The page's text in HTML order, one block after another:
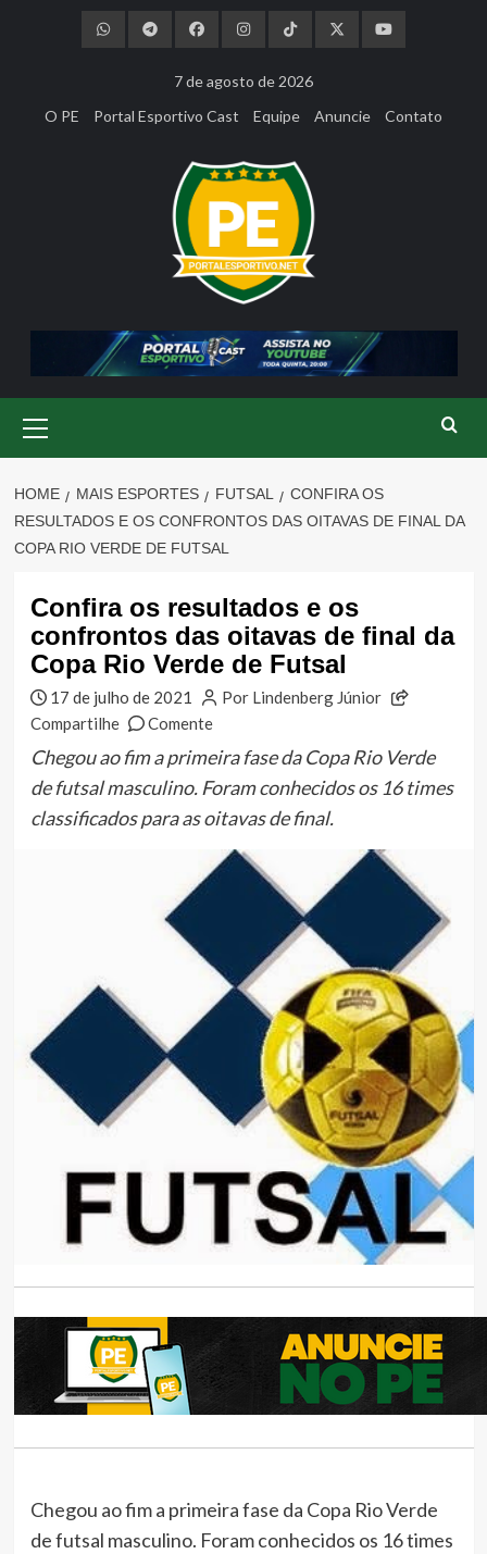
7 de agosto de 2026
O PE
Portal Esportivo Cast Equipe Anuncie Contato
Menu
HOME MAIS ESPORTES FUTSAL
CONFIRA OS
RESULTADOS E OS CONFRONTOS DAS OITAVAS DE FINAL DA
COPA RIO VERDE DE FUTSAL
Confira os resultados e os
confrontos das oitavas de final da
Copa Rio Verde de Futsal
17 de julho de 2021
Por Lindenberg Júnior
Compartilhe
Comente
Chegou ao fim a primeira fase da Copa Rio Verde
de futsal masculino. Foram conhecidos os 16 times
classificados para as oitavas de final.
Chegou ao fim a primeira fase da Copa Rio Verde
de futsal masculino. Foram conhecidos os 16 times